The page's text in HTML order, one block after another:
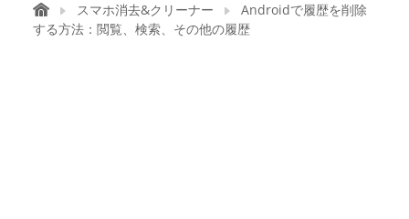
スマホ消去&クリーナー
Androidで履歴を削除
する方法：閲覧、検索、その他の履歴